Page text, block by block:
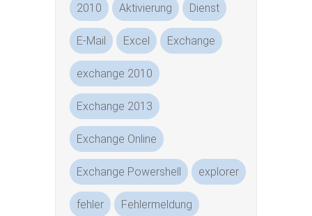
2010 Aktivierung Dienst
E-Mail Excel Exchange
exchange 2010
Exchange 2013
Exchange Online
Exchange Powershell explorer
fehler Fehlermeldung